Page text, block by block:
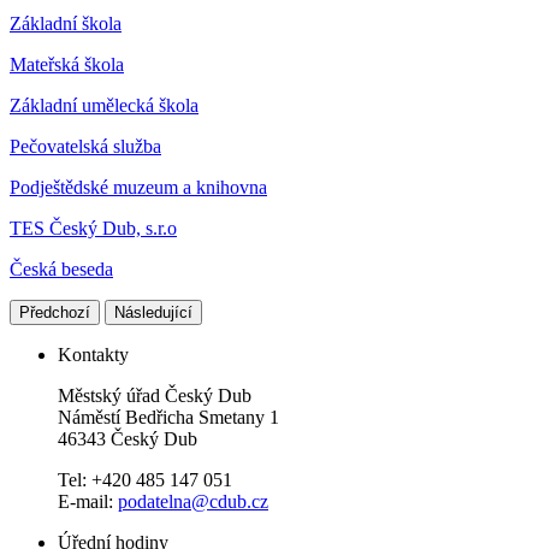
Základní škola
Mateřská škola
Základní umělecká škola
Pečovatelská služba
Podještědské muzeum a knihovna
TES Český Dub, s.r.o
Česká beseda
Předchozí Následující
Kontakty
Městský úřad Český Dub
Náměstí Bedřicha Smetany 1
46343 Český Dub
Tel: +420 485 147 051
E-mail: podatelna@cdub.cz
Úřední hodiny